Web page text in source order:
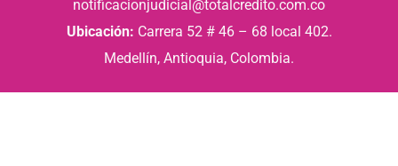
notificacionjudicial@totalcredito.com.co
Ubicación: Carrera 52 # 46 – 68 local 402.
Medellín, Antioquia, Colombia.